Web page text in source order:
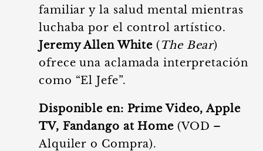
familiar y la salud mental mientras
luchaba por el control artístico.
Jeremy Allen White ( The Bear)
ofrece una aclamada interpretación
como “El Jefe”.
Disponible en: Prime Video, Apple
TV, Fandango at Home (VOD –
Alquiler o Compra).